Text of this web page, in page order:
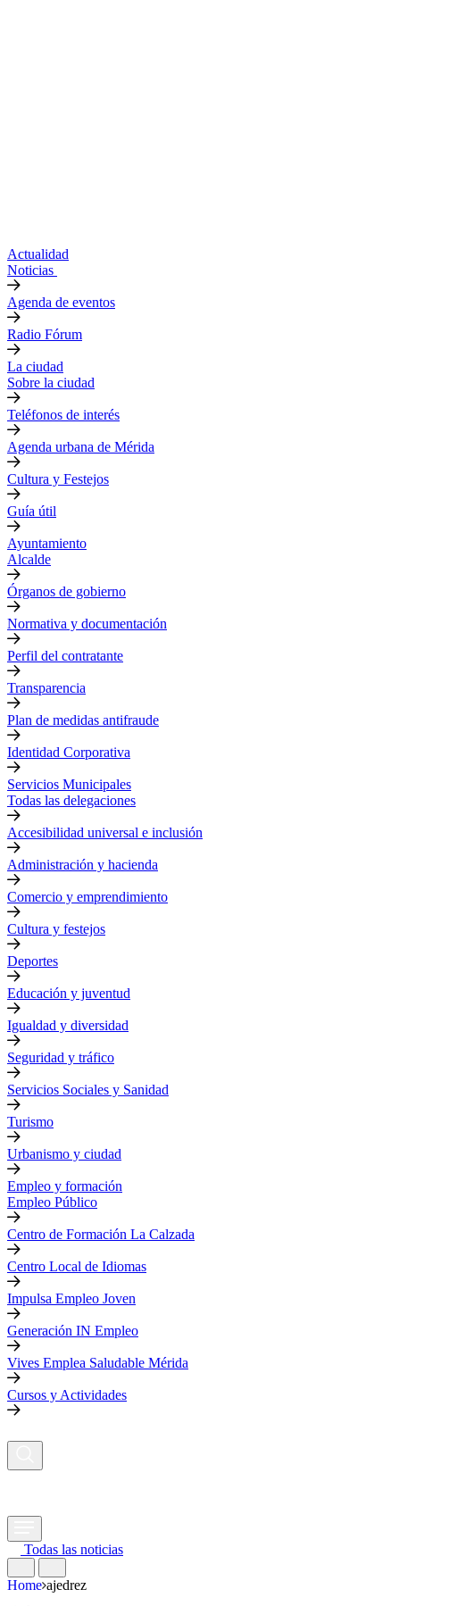
Actualidad
Noticias
Agenda de eventos
Radio Fórum
La ciudad
Sobre la ciudad
Teléfonos de interés
Agenda urbana de Mérida
Cultura y Festejos
Guía útil
Ayuntamiento
Alcalde
Órganos de gobierno
Normativa y documentación
Perfil del contratante
Transparencia
Plan de medidas antifraude
Identidad Corporativa
Servicios Municipales
Todas las delegaciones
Accesibilidad universal e inclusión
Administración y hacienda
Comercio y emprendimiento
Cultura y festejos
Deportes
Educación y juventud
Igualdad y diversidad
Seguridad y tráfico
Servicios Sociales y Sanidad
Turismo
Urbanismo y ciudad
Empleo y formación
Empleo Público
Centro de Formación La Calzada
Centro Local de Idiomas
Impulsa Empleo Joven
Generación IN Empleo
Vives Emplea Saludable Mérida
Cursos y Actividades
Todas las noticias
Home ajedrez